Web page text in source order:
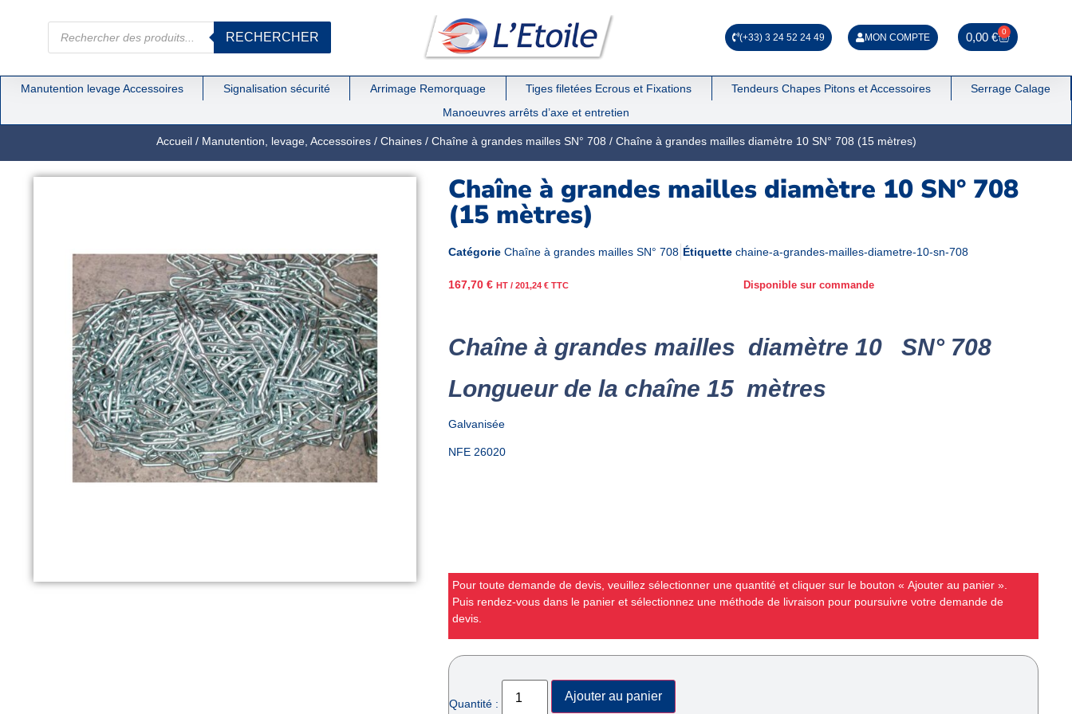
RECHERCHER (+33) 3 24 52 24 49 MON COMPTE 0,00€ 0
Manutention levage Accessoires Signalisation sécurité Arrimage Remorquage Tiges filetées Ecrous et Fixations Tendeurs Chapes Pitons et Accessoires
Serrage Calage
Manoeuvres arrêts d’axe et entretien
Accueil/ Manutention, levage, Accessoires/ Chaines/ Chaîne à grandes mailles SN° 708 / Chaîne à grandes mailles diamètre 10 SN° 708 (15 mètres)
Chaîne à grandes mailles diamètre 10 SN° 708
(15 mètres)
Catégorie Chaîne à grandes mailles SN° 708 Étiquette chaine-a-grandes-mailles-diametre-10-sn-708
167,70 € HT / 201,24 € TTC Disponible sur commande
Chaîne à grandes mailles diamètre 10 SN° 708
Longueur de la chaîne 15 mètres
Galvanisée
NFE 26020
Pour toute demande de devis, veuillez sélectionner une quantité et cliquer sur le bouton « Ajouter au panier ».
Puis rendez-vous dans le panier et sélectionnez une méthode de livraison pour poursuivre votre demande de
devis.
Quantité :
Ajouter au panier